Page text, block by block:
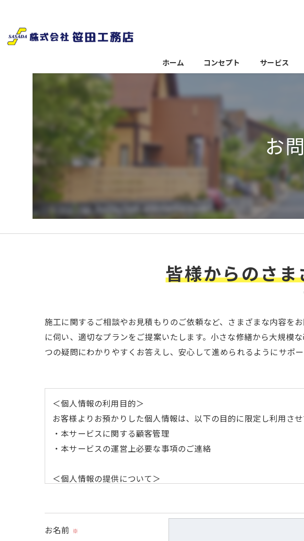
ホーム コンセプト サービス
お
皆様からのさ
施工に関するご相談やお見積もりのご依頼など、さまざまな内容を
に伺い、適切なプランをご提案いたします。小さな修繕から大規模
つの疑問にわかりやすくお答えし、安心して進められるようにサポー
＜個人情報の利用目的＞
お客様よりお預かりした個人情報は、以下の目的に限定し利用させ
・本サービスに関する顧客管理
・本サービスの運営上必要な事項のご連絡
＜個人情報の提供について＞
お名前 ※